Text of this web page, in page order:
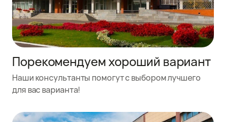
Порекомендуем хороший вариант
Наши консультанты помогут с выбором лучшего
для вас варианта!